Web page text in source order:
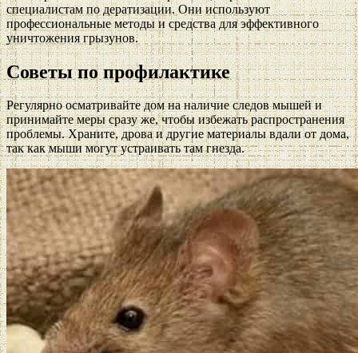
специалистам по дератизации. Они используют
профессиональные методы и средства для эффективного
уничтожения грызунов.
Советы по профилактике
Регулярно осматривайте дом на наличие следов мышей и
принимайте меры сразу же, чтобы избежать распространения
проблемы. Храните, дрова и другие материалы вдали от дома,
так как мыши могут устраивать там гнезда.